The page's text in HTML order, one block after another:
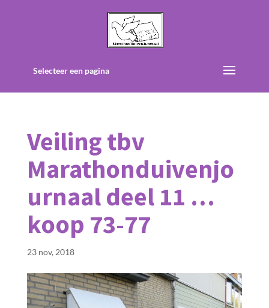
Selecteer een pagina
Veiling tbv
Marathonduivenjo
urnaal deel 11 …
koop 73-77
23 nov, 2018